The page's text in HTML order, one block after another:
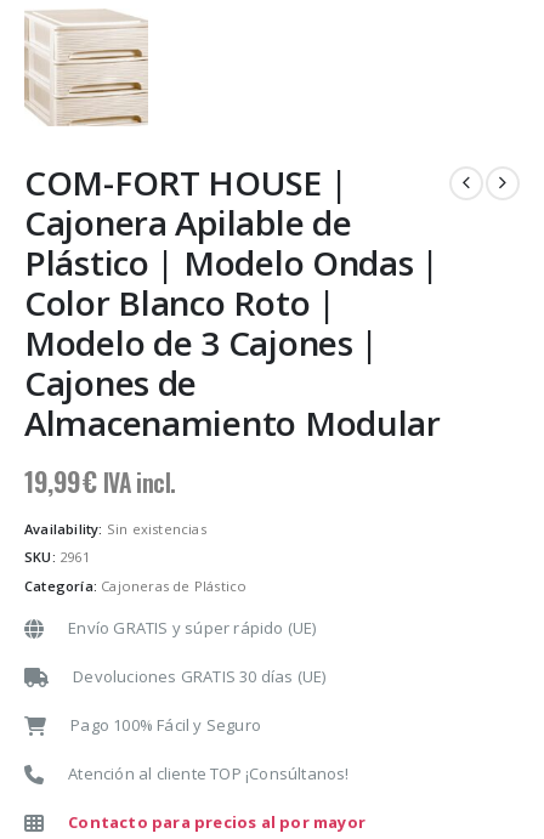
COM-FORT HOUSE |
Cajonera Apilable de
Plástico | Modelo Ondas |
Color Blanco Roto |
Modelo de 3 Cajones |
Cajones de
Almacenamiento Modular
19,99€ IVA incl.
Availability: Sin existencias
SKU: 2961
Categoría: Cajoneras de Plástico
Envío GRATIS y súper rápido (UE)
Devoluciones GRATIS 30 días (UE)
Pago 100% Fácil y Seguro
Atención al cliente TOP ¡Consúltanos!
Contacto para precios al por mayor